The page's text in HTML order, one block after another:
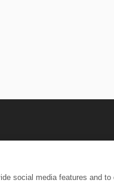
& Cookies Policy|CCPA
social media features and